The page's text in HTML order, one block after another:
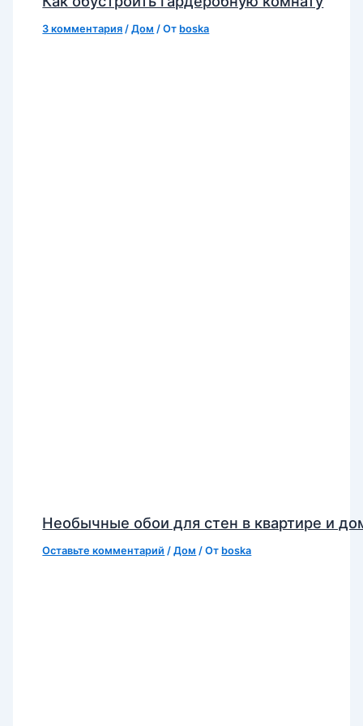
3 комментария /Дом / От boska
Необычные обои для стен в квартире и
Оставьте комментарий /Дом / От boska